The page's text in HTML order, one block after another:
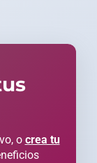
o crea tu